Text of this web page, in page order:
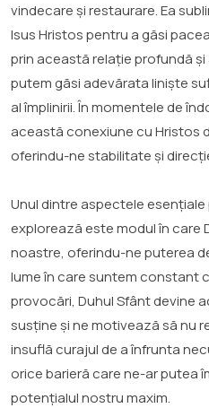
vindecare și restaurare. Ea
Isus Hristos pentru a găsi
prin această relație profundă
putem găsi adevărata liniște
al împlinirii. În momentele de
această conexiune cu Hristos
oferindu-ne stabilitate și
Unul dintre aspectele esențiale
explorează este modul în care
noastre, oferindu-ne puterea
lume în care suntem constant
provocări, Duhul Sfânt devine
susține și ne motivează să nu
insuflă curajul de a înfrunta
orice barieră care ne-ar putea
potențialul nostru maxim.